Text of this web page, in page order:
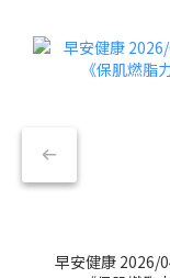
早安健康 2026/